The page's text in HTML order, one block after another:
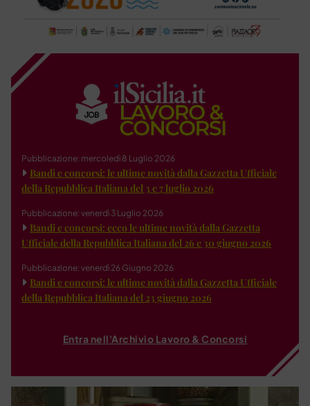
Pubblicazione: mercoledì 8 Luglio 2026
Bandi e concorsi: le ultime novità dalla Gazzetta Ufficiale
della Repubblica Italiana del 3 e 7 luglio 2026
Pubblicazione: venerdì 3 Luglio 2026
Bandi e concorsi: ecco le ultime novità dalla Gazzetta
Ufficiale della Repubblica Italiana del 26 e 30 giugno 2026
Pubblicazione: venerdì 26 Giugno 2026
Bandi e concorsi: le ultime novità dalla Gazzetta Ufficiale
della Repubblica Italiana del 23 giugno 2026
Entra nell'Archivio Lavoro & Concorsi